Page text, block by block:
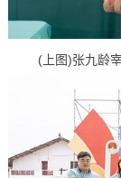
(上图)张九龄